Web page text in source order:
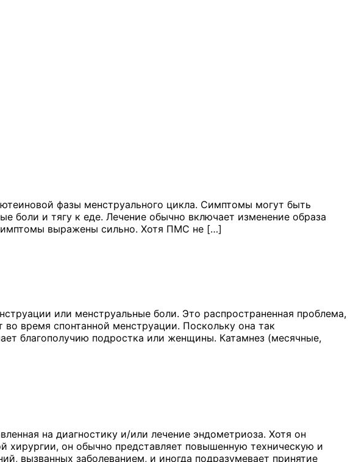
фазы менструального цикла. Симптомы могут быть
боли и тягу к еде. Лечение обычно включает изменение образа
выражены сильно. Хотя ПМС не […]
или менструальные боли. Это распространенная проблема,
время спонтанной менструации. Поскольку она так
благополучию подростка или женщины. Катамнез (месячные,
на диагностику и/или лечение эндометриоза. Хотя он
хирургии, он обычно представляет повышенную техническую и
вызванных заболеванием, и иногда подразумевает принятие